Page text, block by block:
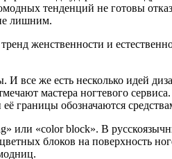
тенденций не готовы
лишним.
женственности и
все же есть несколько идей
мастера ногтевого
границы обозначаются
или «color block». В
блоков на поверхность